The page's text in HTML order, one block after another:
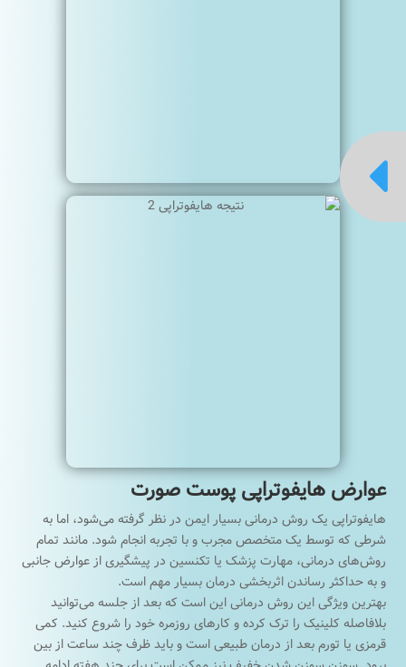
عوارض هایفوتراپی پوست صورت
هایفوتراپی یک روش درمانی بسیار ایمن در نظر گرفته می‌شود، اما به
شرطی که توسط یک متخصص مجرب و با تجربه انجام شود. مانند تمام
روش‌های‌ درمانی، مهارت پزشک یا تکنسین در پیشگیری از عوارض جانبی
و به حداکثر رساندن اثربخشی درمان بسیار مهم است.
بهترین ویژگی این روش درمانی این است که بعد از جلسه می‌توانید
بلافاصله کلینیک را ترک کرده و کارهای روزمره خود را شروع کنید. کمی
قرمزی یا تورم بعد از درمان طبیعی است و باید ظرف چند ساعت از بین
